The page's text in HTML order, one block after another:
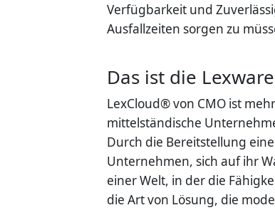
Verfügbarkeit und
Ausfallzeiten sorgen zu
Das ist die
LexCloud® von CMO ist
mittelständische
Durch die Bereitstellung
Unternehmen, sich auf ihr
einer Welt, in der die
die Art von Lösung, die